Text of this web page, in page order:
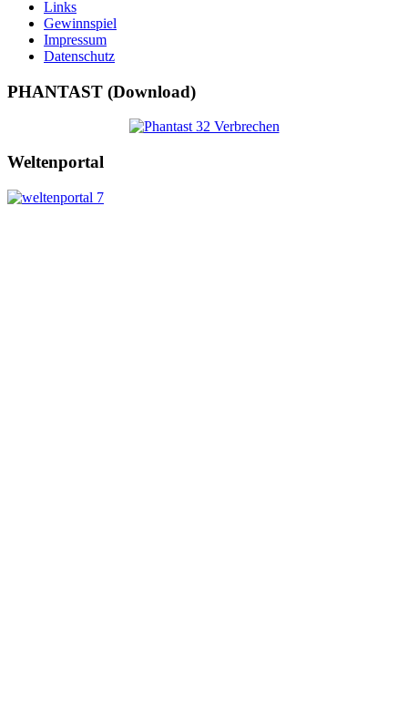
Links
Gewinnspiel
Impressum
Datenschutz
PHANTAST (Download)
Weltenportal